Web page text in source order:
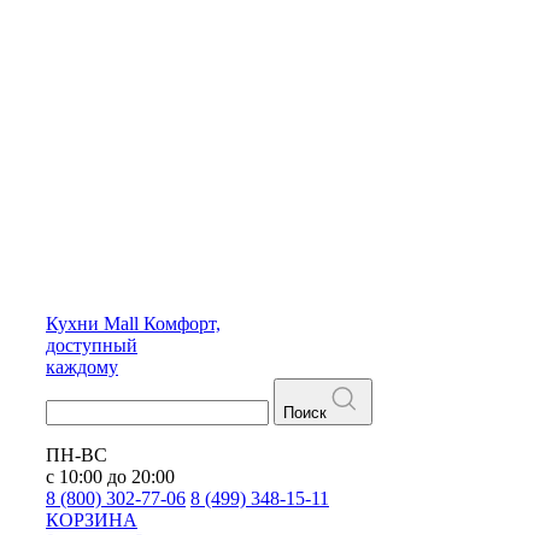
Кухни Mall Комфорт,
доступный
каждому
Поиск
ПН-ВС
с 10:00 до 20:00
8 (800) 302-77-06 8 (499) 348-15-11
КОРЗИНА